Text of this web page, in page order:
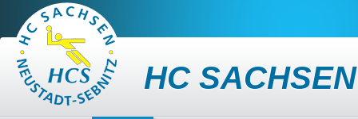
HC SACHSEN